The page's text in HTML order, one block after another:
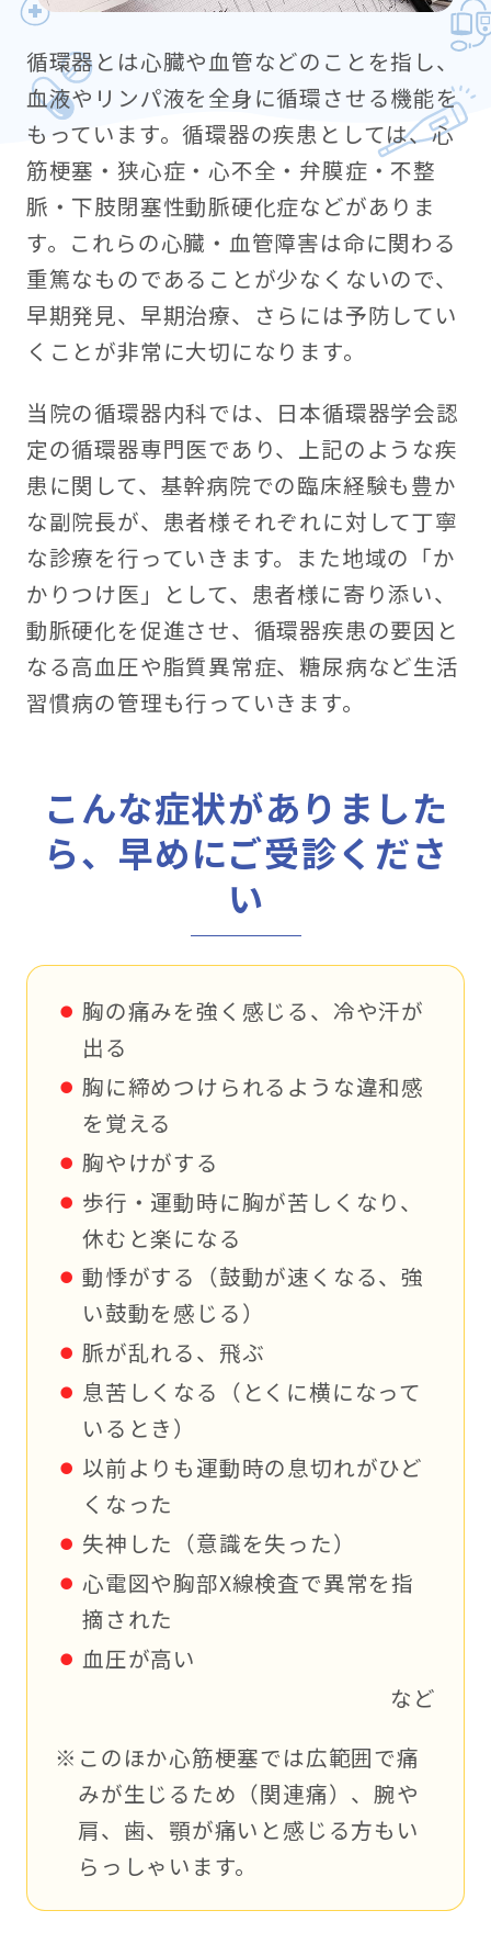
循環器とは心臓や血管などのことを指し、
血液やリンパ液を全身に循環させる機能を
もっています。循環器の疾患としては、心
筋梗塞・狭心症・心不全・弁膜症・不整
脈・下肢閉塞性動脈硬化症などがありま
す。これらの心臓・血管障害は命に関わる
重篤なものであることが少なくないので、
早期発見、早期治療、さらには予防してい
くことが非常に大切になります。
当院の循環器内科では、日本循環器学会認
定の循環器専門医であり、上記のような疾
患に関して、基幹病院での臨床経験も豊か
な副院長が、患者様それぞれに対して丁寧
な診療を行っていきます。また地域の「か
かりつけ医」として、患者様に寄り添い、
動脈硬化を促進させ、循環器疾患の要因と
なる高血圧や脂質異常症、糖尿病など生活
習慣病の管理も行っていきます。
こんな症状がありました
ら、早めにご受診くださ
い
胸の痛みを強く感じる、冷や汗が
出る
胸に締めつけられるような違和感
を覚える
胸やけがする
歩行・運動時に胸が苦しくなり、
休むと楽になる
動悸がする（鼓動が速くなる、強
い鼓動を感じる）
脈が乱れる、飛ぶ
息苦しくなる（とくに横になって
いるとき）
以前よりも運動時の息切れがひど
くなった
失神した（意識を失った）
心電図や胸部X線検査で異常を指
摘された
血圧が高い
など
このほか心筋梗塞では広範囲で痛
みが生じるため（関連痛）、腕や
肩、歯、顎が痛いと感じる方もい
らっしゃいます。